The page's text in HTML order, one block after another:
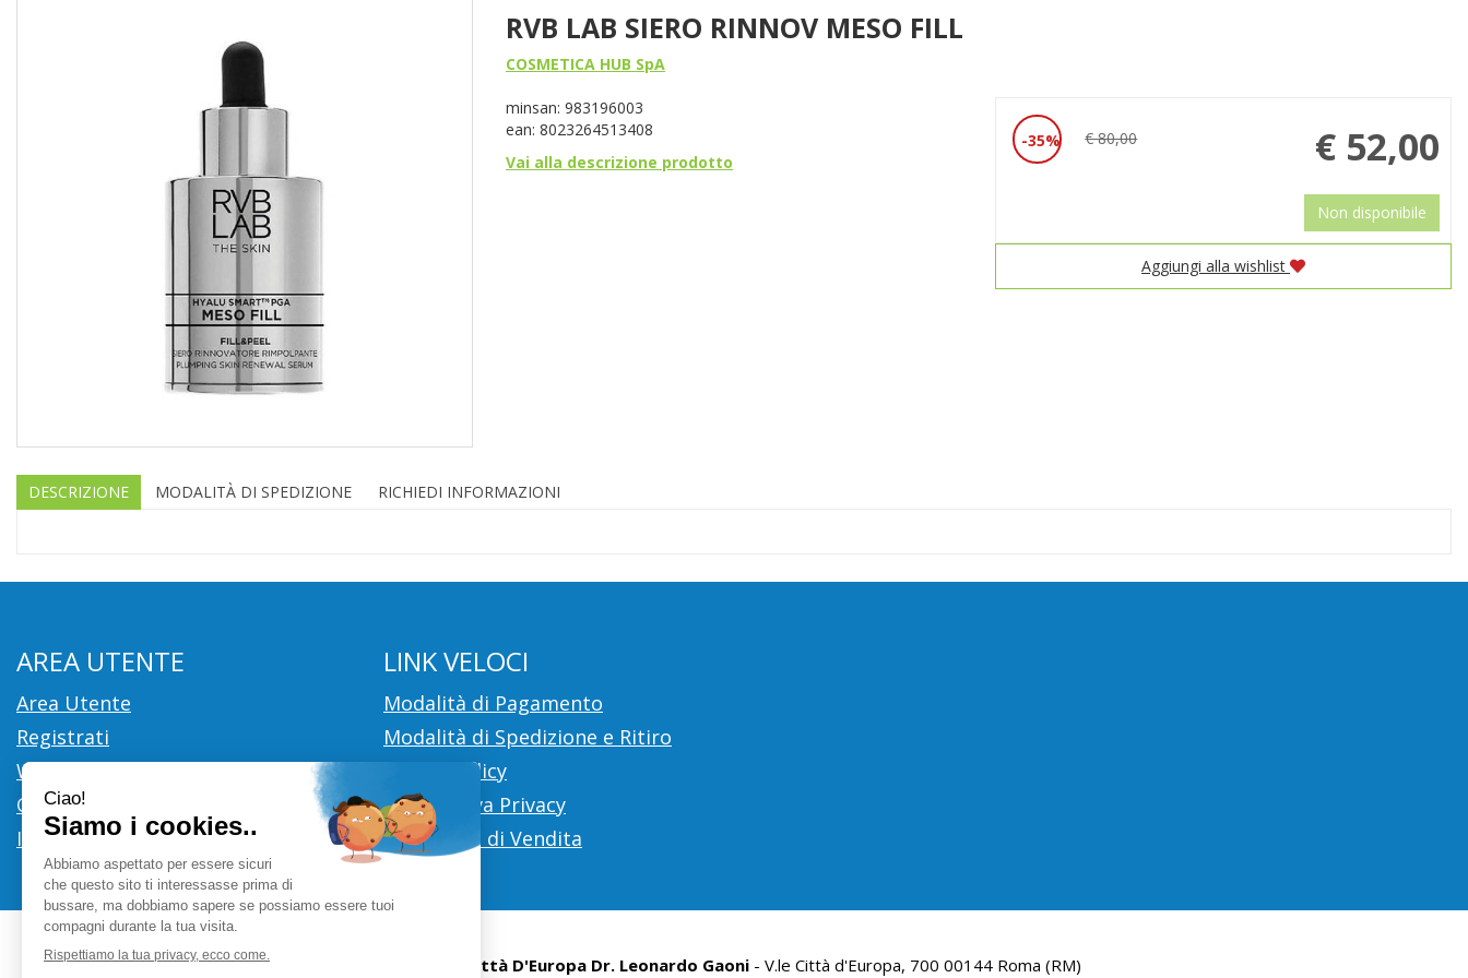
RVB LAB SIERO RINNOV MESO FILL
COSMETICA HUB SpA
minsan: 983196003
ean: 8023264513408
Vai alla descrizione prodotto
35% € 80,00
Prezzo
scontato
€ 52,00
Non disponibile
Aggiungi alla wishlist
DESCRIZIONE MODALITÀ DI SPEDIZIONE RICHIEDI INFORMAZIONI
AREA UTENTE
Area Utente
Registrati
Wishlist
Contatti
Iscrizione alla Newsletter
LINK VELOCI
Modalità di Pagamento
Modalità di Spedizione e Ritiro
Cookie Policy
Informativa Privacy
Condizioni di Vendita
Farmacia Città D'Europa Dr. Leonardo Gaoni - V.le Città d'Europa, 700 00144 Roma (RM)